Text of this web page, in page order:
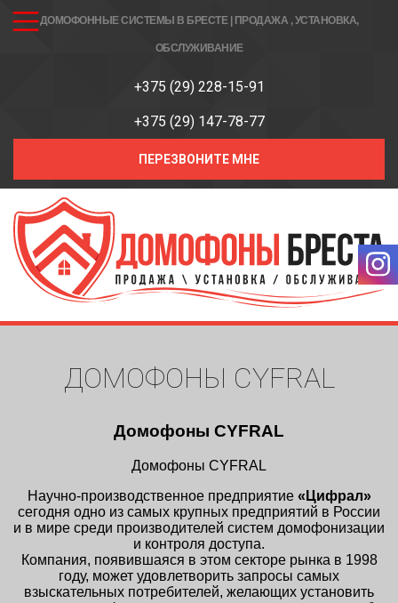
ДОМОФОННЫЕ СИСТЕМЫ В БРЕСТЕ | ПРОДАЖА , УСТАНОВКА,
ОБСЛУЖИВАНИЕ
+375 (29) 228-15-91
+375 (29) 147-78-77
ПЕРЕЗВОНИТЕ МНЕ
ДОМОФОНЫ CYFRAL
Домофоны CYFRAL
Домофоны CYFRAL
Научно-производственное предприятие «Цифрал»
сегодня одно из самых крупных предприятий в России
и в мире среди производителей систем домофонизации
и контроля доступа.
Компания, появившаяся в этом секторе рынка в 1998
году, может удовлетворить запросы самых
взыскательных потребителей, желающих установить